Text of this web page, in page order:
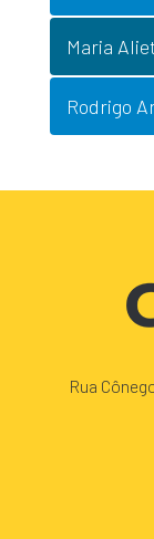
Maria
Rodrigo
Rua